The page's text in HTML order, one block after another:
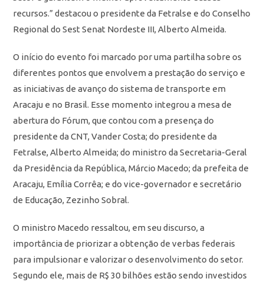
recursos.” destacou o presidente da Fetralse e do Conselho
Regional do Sest Senat Nordeste III, Alberto Almeida.
O início do evento foi marcado por uma partilha sobre os
diferentes pontos que envolvem a prestação do serviço e
as iniciativas de avanço do sistema de transporte em
Aracaju e no Brasil. Esse momento integrou a mesa de
abertura do Fórum, que contou com a presença do
presidente da CNT, Vander Costa; do presidente da
Fetralse, Alberto Almeida; do ministro da Secretaria-Geral
da Presidência da República, Márcio Macedo; da prefeita de
Aracaju, Emília Corrêa; e do vice-governador e secretário
de Educação, Zezinho Sobral.
O ministro Macedo ressaltou, em seu discurso, a
importância de priorizar a obtenção de verbas federais
para impulsionar e valorizar o desenvolvimento do setor.
Segundo ele, mais de R$ 30 bilhões estão sendo investidos